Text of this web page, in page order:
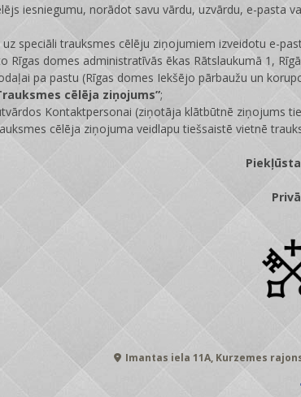
iesniegumu, norādot savu vārdu, uzvārdu, e-pasta
speciāli trauksmes cēlēju ziņojumiem izveidotu e-
Rīgas domes administratīvās ēkas Rātslaukumā 1,
pa pastu (Rīgas domes Iekšējo pārbaužu un
cēlēja ziņojums”;
Kontaktpersonai (ziņotāja klātbūtnē ziņojums
cēlēja ziņojuma veidlapu tiešsaistē vietnē
Imantas iela 11A, Kurzemes